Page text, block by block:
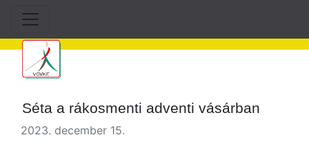
Séta a rákosmenti adventi vásárban
2023. december 15.